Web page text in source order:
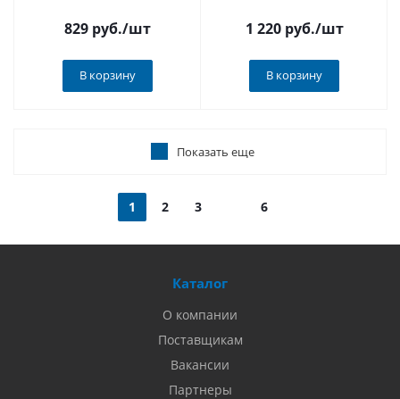
829 руб./шт
В корзину
1 220 руб./шт
В корзину
Показать еще
1 2 3 6
Каталог
О компании
Поставщикам
Вакансии
Партнеры